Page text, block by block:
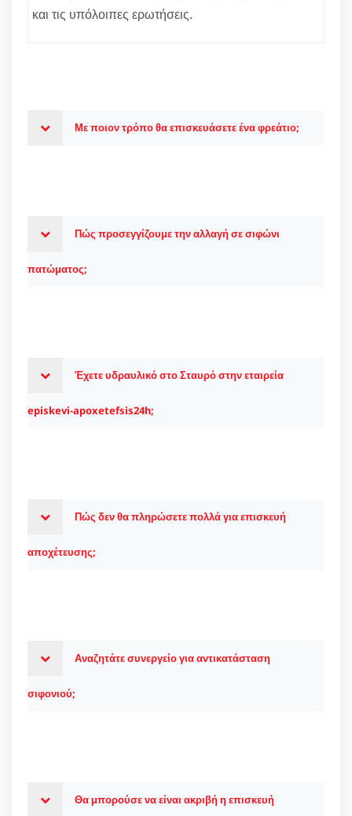
και τις υπόλοιπες ερωτήσεις.
Με ποιον τρόπο θα επισκευάσετε ένα φρεάτιο;
Πώς προσεγγίζουμε την αλλαγή σε σιφώνι
πατώματος;
Έχετε υδραυλικό στο Σταυρό στην εταιρεία
episkevi-apoxetefsis24h;
Πώς δεν θα πληρώσετε πολλά για επισκευή
αποχέτευσης;
Αναζητάτε συνεργείο για αντικατάσταση
σιφονιού;
Θα μπορούσε να είναι ακριβή η επισκευή